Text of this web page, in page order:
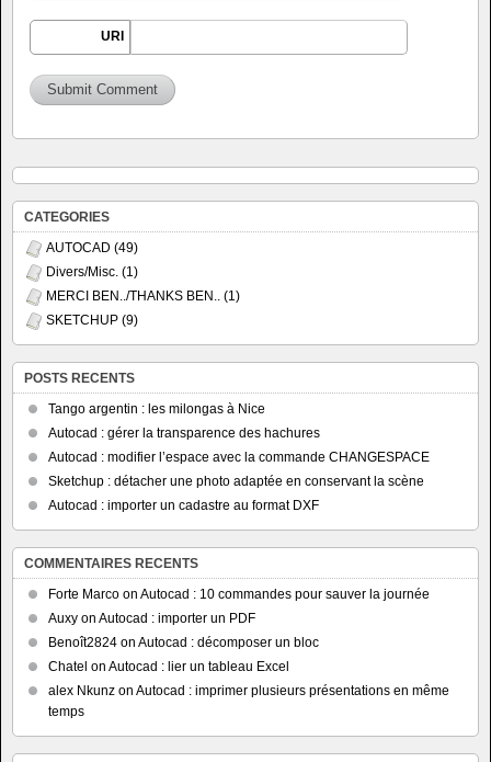
URI
CATEGORIES
AUTOCAD (49)
Divers/Misc. (1)
MERCI BEN../THANKS BEN.. (1)
SKETCHUP (9)
POSTS RECENTS
Tango argentin : les milongas à Nice
Autocad : gérer la transparence des hachures
Autocad : modifier l’espace avec la commande CHANGESPACE
Sketchup : détacher une photo adaptée en conservant la scène
Autocad : importer un cadastre au format DXF
COMMENTAIRES RECENTS
Forte Marco on Autocad : 10 commandes pour sauver la journée
Auxy on Autocad : importer un PDF
Benoît2824 on Autocad : décomposer un bloc
Chatel on Autocad : lier un tableau Excel
alex Nkunz on Autocad : imprimer plusieurs présentations en même
temps